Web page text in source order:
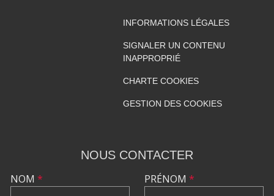
INFORMATIONS LÉGALES
SIGNALER UN CONTENU
INAPPROPRIÉ
CHARTE COOKIES
GESTION DES COOKIES
NOUS CONTACTER
NOM * PRÉNOM *